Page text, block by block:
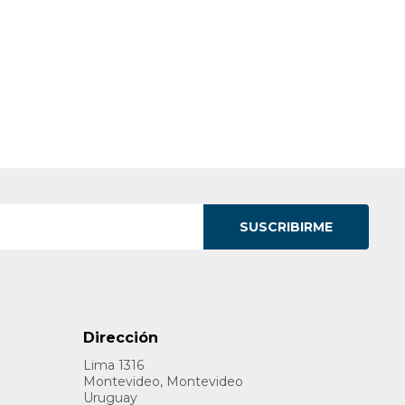
SUSCRIBIRME
Dirección
Lima 1316
Montevideo, Montevideo
Uruguay